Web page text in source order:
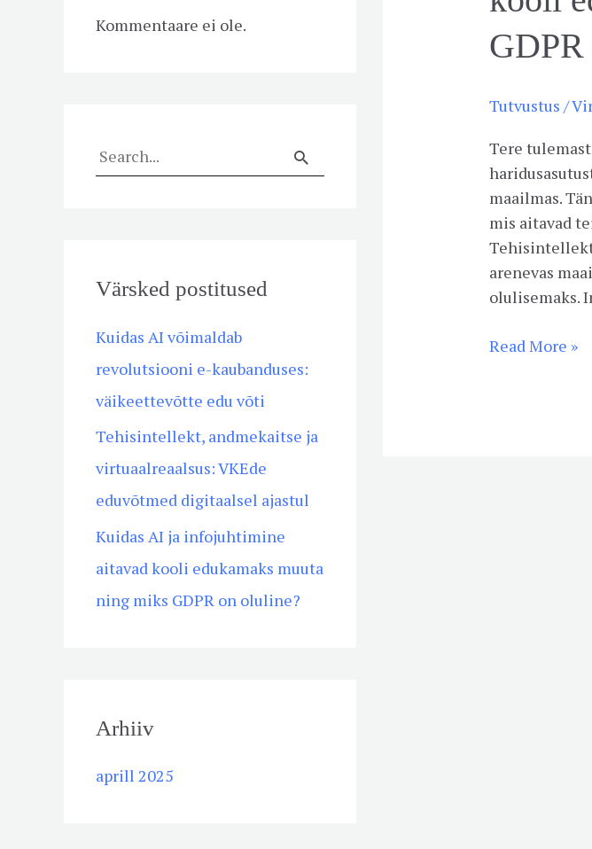
Kommentaare ei ole.
S
c
:
Värsked postitused
Kuidas AI võimaldab
revolutsiooni e-kaubanduses:
väikeettevõtte edu võti
Tehisintellekt, andmekaitse ja
virtuaalreaalsus: VKEde
eduvõtmed digitaalsel ajastul
Kuidas AI ja infojuhtimine
aitavad kooli edukamaks muuta
ning miks GDPR on oluline?
Arhiiv
aprill 2025
Tutvustus /
Tere
maailmas.
mis aitavad
arenevas
olulisemaks.
Read More »